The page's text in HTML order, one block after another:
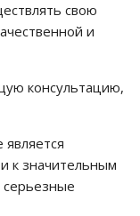
свою
и
консультацию,
к значительным